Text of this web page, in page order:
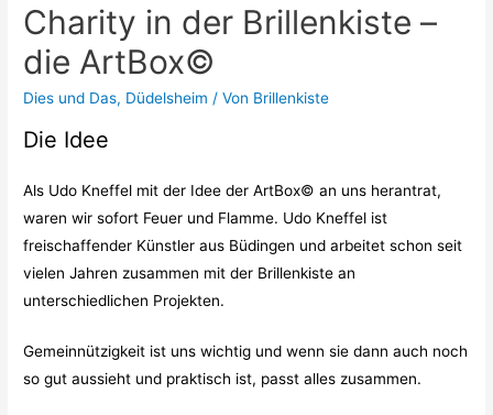
Charity in der Brillenkiste –
die ArtBox©
Dies und Das, Düdelsheim / Von Brillenkiste
Die Idee
Als Udo Kneffel mit der Idee der ArtBox© an uns herantrat,
waren wir sofort Feuer und Flamme. Udo Kneffel ist
freischaffender Künstler aus Büdingen und arbeitet schon seit
vielen Jahren zusammen mit der Brillenkiste an
unterschiedlichen Projekten.
Gemeinnützigkeit ist uns wichtig und wenn sie dann auch noch
so gut aussieht und praktisch ist, passt alles zusammen.